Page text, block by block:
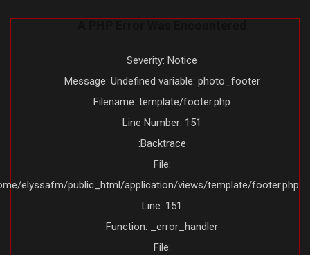
Severity: Notice
Message: Undefined variable: photo_footer
Filename: template/footer.php
Line Number: 151
Backtrace:
File:
/home/elyssafm/public_html/application/views/template/
Line: 151
Function: _error_handler
File: